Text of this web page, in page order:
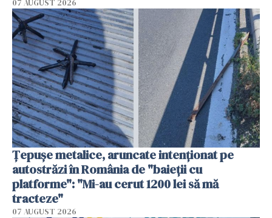
07 AUGUST 2026
Țepușe metalice, aruncate intenționat pe
autostrăzi în România de "baieții cu
platforme": "Mi-au cerut 1200 lei să mă
tracteze"
07 AUGUST 2026